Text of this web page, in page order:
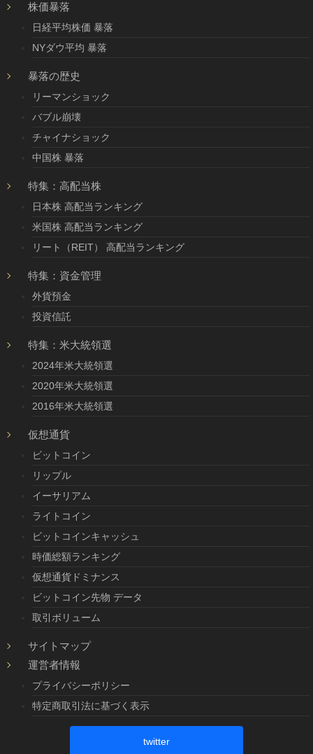
株価暴落
日経平均株価 暴落
NYダウ平均 暴落
暴落の歴史
リーマンショック
バブル崩壊
チャイナショック
中国株 暴落
特集：高配当株
日本株 高配当ランキング
米国株 高配当ランキング
リート（REIT） 高配当ランキング
特集：資金管理
外貨預金
投資信託
特集：米大統領選
2024年米大統領選
2020年米大統領選
2016年米大統領選
仮想通貨
ビットコイン
リップル
イーサリアム
ライトコイン
ビットコインキャッシュ
時価総額ランキング
仮想通貨ドミナンス
ビットコイン先物 データ
取引ボリューム
サイトマップ
運営者情報
プライバシーポリシー
特定商取引法に基づく表示
twitter